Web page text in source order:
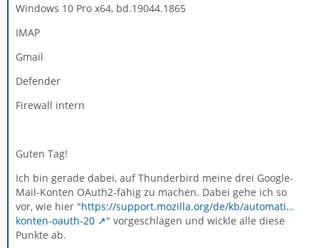
Windows 10 Pro x64, bd.19044.1865
IMAP
Gmail
Defender
Firewall intern
Guten Tag!
Ich bin gerade dabei, auf Thunderbird meine drei Google-
Mail-Konten OAuth2-fähig zu machen. Dabei gehe ich so
vor, wie hier "https://support.mozilla.org/de/kb/automati…
konten-oauth-20
" vorgeschlagen und wickle alle diese
Punkte ab.